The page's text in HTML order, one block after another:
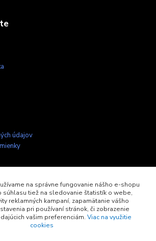
údajov
na správne fungovanie nášho e-shopu
súhlasu tiež na sledovanie štatistík o webe,
reklamných kampaní, zapamätanie vášho
pri používaní stránok, či zobrazenie
vašim preferenciám. Viac na využitie
cookies